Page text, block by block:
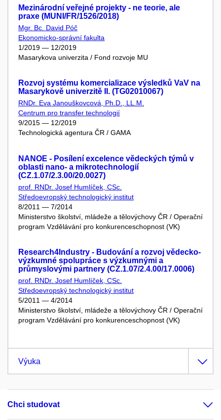
Mezinárodní veřejné projekty - ne teorie, ale
praxe (MUNI/FR/1526/2018)
Mgr. Bc. David Póč
Ekonomicko-správní fakulta
1/2019 — 12/2019
Masarykova univerzita / Fond rozvoje MU
Rozvoj systému komercializace výsledků VaV na
Masarykově univerzitě II. (TG02010067)
RNDr. Eva Janouškovcová, Ph.D., LL.M.
Centrum pro transfer technologií
9/2015 — 12/2019
Technologická agentura ČR / GAMA
NANOE - Posílení excelence vědeckých týmů v
oblasti nano- a mikrotechnologií
(CZ.1.07/2.3.00/20.0027)
prof. RNDr. Josef Humlíček, CSc.
Středoevropský technologický institut
8/2011 — 7/2014
Ministerstvo školství, mládeže a tělovýchovy ČR / Operační
program Vzdělávání pro konkurenceschopnost (VK)
Research4Industry - Budování a rozvoj vědecko-
výzkumné spolupráce s výzkumnými a
průmyslovými partnery (CZ.1.07/2.4.00/17.0006)
prof. RNDr. Josef Humlíček, CSc.
Středoevropský technologický institut
5/2011 — 4/2014
Ministerstvo školství, mládeže a tělovýchovy ČR / Operační
program Vzdělávání pro konkurenceschopnost (VK)
Výuka
Chci studovat